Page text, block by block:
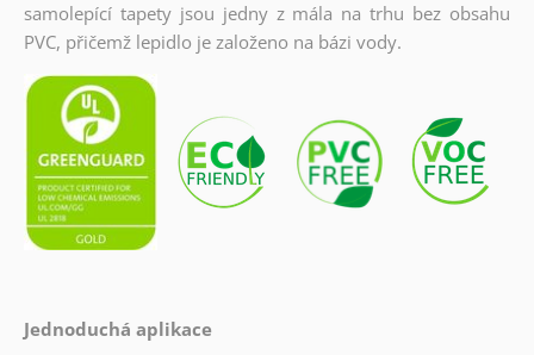
samolepící tapety jsou jedny z mála na trhu bez obsahu
PVC, přičemž lepidlo je založeno na bázi vody.
Jednoduchá aplikace